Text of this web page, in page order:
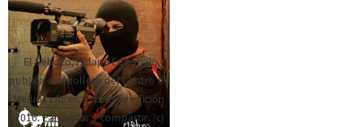
El Rebozo, Palapa Editorial,
publica este folleto del Centro de
Medios Libres. Esta es la edición
2016. Para rolar y compartir. (c)